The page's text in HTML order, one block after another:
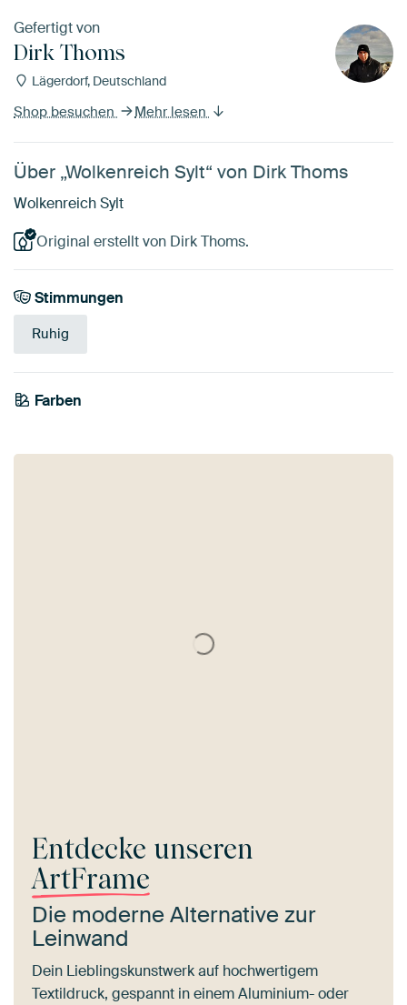
Gefertigt von
Dirk Thoms
Lägerdorf, Deutschland
Shop besuchen Mehr lesen
Über „Wolkenreich Sylt“ von Dirk Thoms
Wolkenreich Sylt
Original erstellt von Dirk Thoms.
Stimmungen
Ruhig
Farben
Blau
Marineblau
Entdecke unseren
ArtFrame
Die moderne Alternative zur
Leinwand
Dein Lieblingskunstwerk auf hochwertigem
Textildruck, gespannt in einem Aluminium- oder